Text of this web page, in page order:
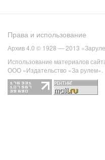
Права и использование
Архив 4.0 © 1928 — 2013
Использование материалов
ООО «Издательство «За рулем».